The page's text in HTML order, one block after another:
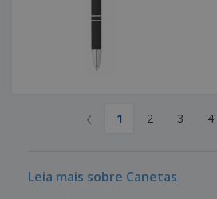
‹ 1 2 3 4
Leia mais sobre Canetas